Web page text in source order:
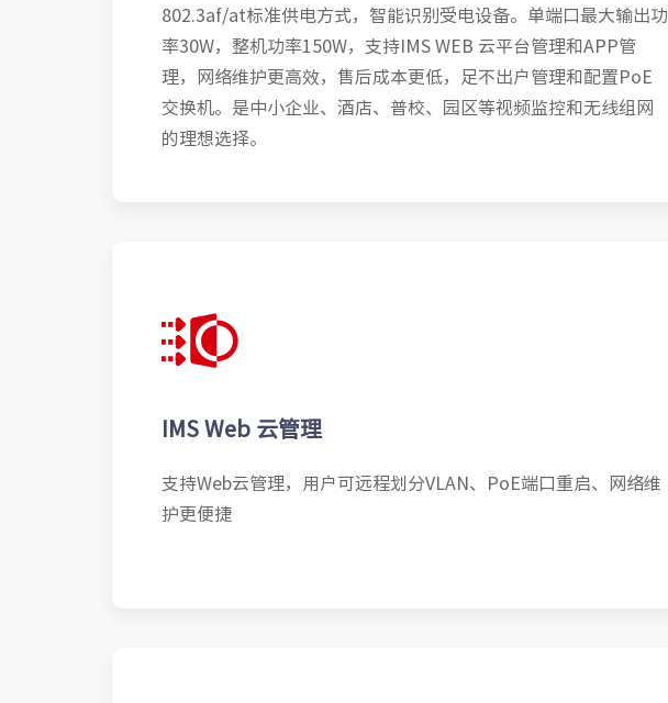
802.3af/at标准供电方式，智能识别受电设备。单端口最大输出功
率30W，整机功率150W，支持IMS WEB 云平台管理和APP管
理，网络维护更高效，售后成本更低，足不出户管理和配置PoE
交换机。是中小企业、酒店、普校、园区等视频监控和无线组网
的理想选择。
IMS Web 云管理
支持Web云管理，用户可远程划分VLAN、PoE端口重启、网络维
护更便捷